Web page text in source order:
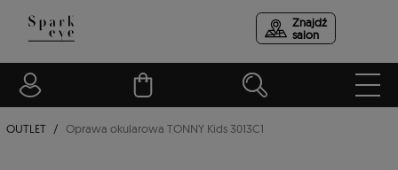
Znajdź
salon
OUTLET Oprawa okularowa TONNY Kids 3013C1